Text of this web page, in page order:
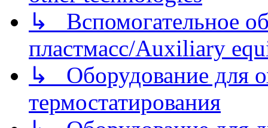
↳ Вспомогательное
пластмасс/Auxiliary
↳ Оборудование для
термостатирования